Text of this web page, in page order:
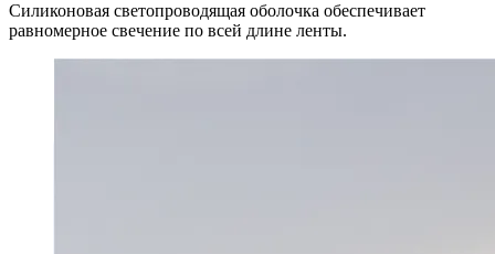
Силиконовая светопроводящая оболочка обеспечивает
равномерное свечение по всей длине ленты.